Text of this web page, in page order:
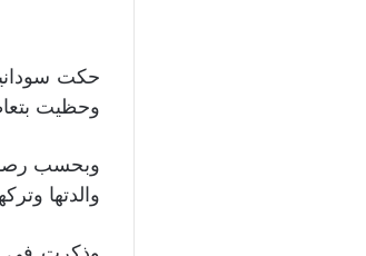
حكت
وحظيت
وبحسب رصد
والدتها